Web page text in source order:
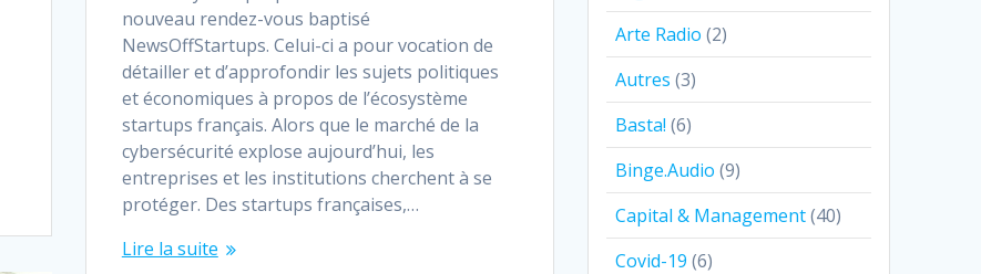
nouveau rendez-vous baptisé
NewsOffStartups. Celui-ci a pour vocation de
détailler et d’approfondir les sujets politiques
et économiques à propos de l’écosystème
startups français. Alors que le marché de la
cybersécurité explose aujourd’hui, les
entreprises et les institutions c­­herchent à se
protéger. Des startups françaises,…
Lire la suite
Arte Radio (2)
Autres (3)
Basta! (6)
Binge.Audio (9)
Capital & Management(40)
Covid-19 (6)